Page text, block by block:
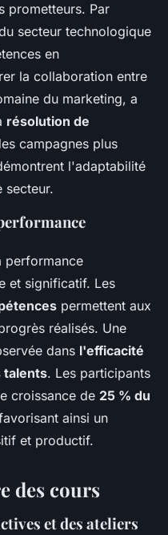
prometteurs. Par
secteur technologique
en
la collaboration entre
du marketing, a
résolution de
campagnes plus
l'adaptabilité
secteur.
performance
et significatif. Les
permettent aux
réalisés. Une
dans l'efficacité
talents. Les participants
croissance de 25 % du
ainsi un
et productif.
des cours
et des ateliers